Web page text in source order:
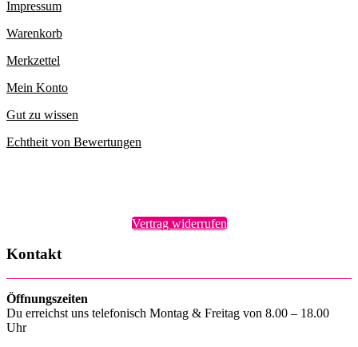
Impressum
Warenkorb
Merkzettel
Mein Konto
Gut zu wissen
Echtheit von Bewertungen
Vertrag widerrufen
Kontakt
Öffnungszeiten
Du erreichst uns telefonisch Montag & Freitag von 8.00 – 18.00
Uhr